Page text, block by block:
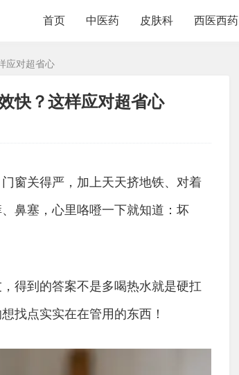
首页 中医药 皮肤科 西医西药
应对超省心
快？这样应对超省心
窗关得严，加上天天挤地铁、对着
鼻塞，心里咯噔一下就知道：坏
得到的答案不是多喝热水就是硬扛
找点实实在在管用的东西！